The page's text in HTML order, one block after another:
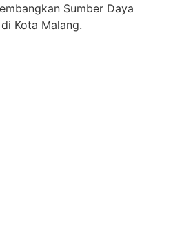
Sumber Daya
Kota Malang.